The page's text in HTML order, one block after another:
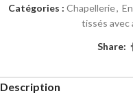
Catégories : Chapellerie,
tissés avec
Share:
Description